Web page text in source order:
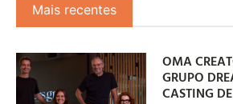
Mais recentes
OMA
GRUPO
CASTING